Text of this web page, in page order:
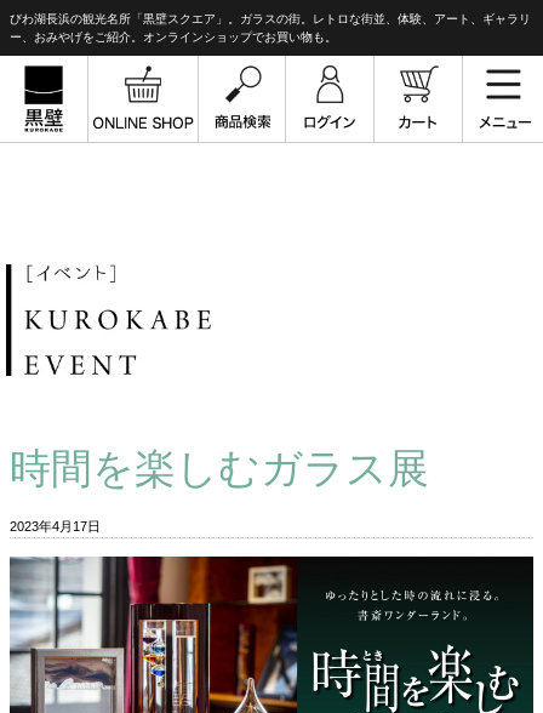
びわ湖長浜の観光名所「黒壁スクエア」。ガラスの街。レトロな街並、体験、アート、ギャラリ
ー、おみやげをご紹介。オンラインショップでお買い物も。
時間を楽しむガラス展
2023年4月17日